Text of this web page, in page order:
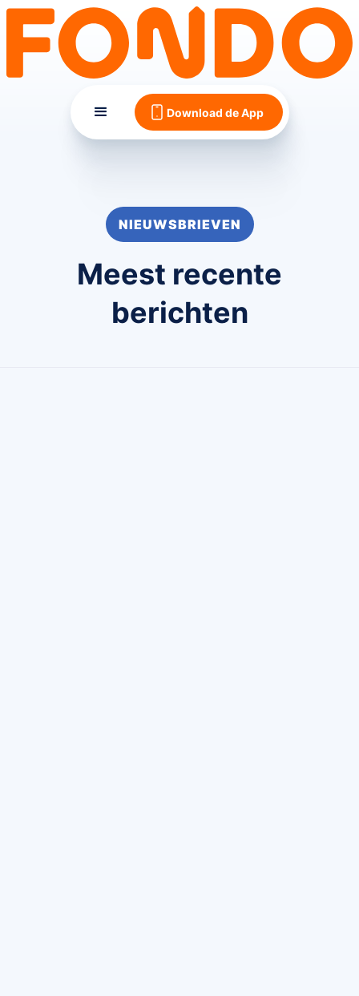
Download de App
NIEUWSBRIEVEN
Meest recente
berichten